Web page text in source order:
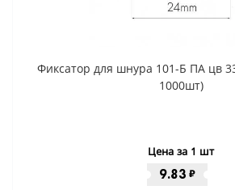
Фиксатор для шнура 101-Б ПА цв
1000шт)
Цена за 1 шт
9.83 ₽